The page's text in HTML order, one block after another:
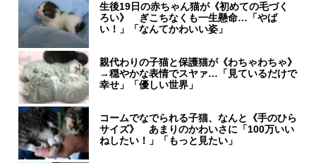
生後19日の赤ちゃん猫が《初めての毛づく
ろい》 ぎこちなくも一生懸命…「やば
い！」「なんてかわいい姿」
親代わりの子猫と保護猫が《わちゃわちゃ》
→穏やかな表情でスヤァ…「見ているだけで
幸せ」「優しい世界」
コームでなでられる子猫、なんと《手のひら
サイズ》 あまりのかわいさに「100万いい
ねしたい！」「もっと見たい」